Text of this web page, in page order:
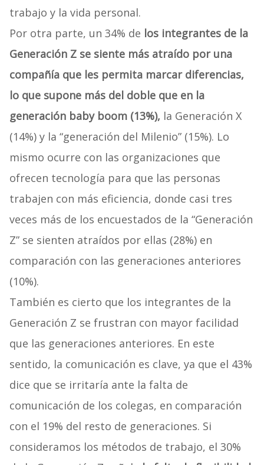
trabajo y la vida personal.
Por otra parte, un 34% de los integrantes de la
Generación Z se siente más atraído por una
compañía que les permita marcar diferencias,
lo que supone más del doble que en la
generación baby boom (13%), la Generación X
(14%) y la “generación del Milenio” (15%). Lo
mismo ocurre con las organizaciones que
ofrecen tecnología para que las personas
trabajen con más eficiencia, donde casi tres
veces más de los encuestados de la “Generación
Z” se sienten atraídos por ellas (28%) en
comparación con las generaciones anteriores
(10%).
También es cierto que los integrantes de la
Generación Z se frustran con mayor facilidad
que las generaciones anteriores. En este
sentido, la comunicación es clave, ya que el 43%
dice que se irritaría ante la falta de
comunicación de los colegas, en comparación
con el 19% del resto de generaciones. Si
consideramos los métodos de trabajo, el 30%